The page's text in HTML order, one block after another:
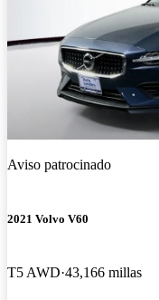
Aviso patrocinado
2021 Volvo V60
T5 AWD 43,166 millas